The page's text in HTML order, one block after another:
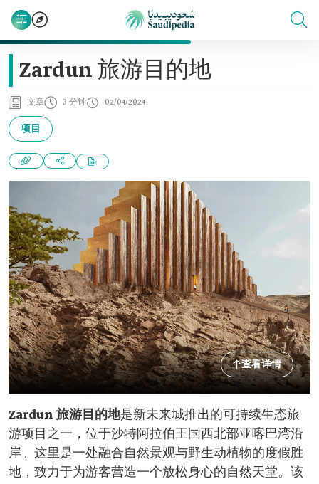
Zardun 旅游目的地
文章 3 分钟 02/04/2024
项目
查看详情
Zardun 旅游目的地是新未来城推出的可持续生态旅
游项目之一，位于沙特阿拉伯王国西北部亚喀巴湾沿
岸。这里是一处融合自然景观与野生动植物的度假胜
地，致力于为游客营造一个放松身心的自然天堂。该